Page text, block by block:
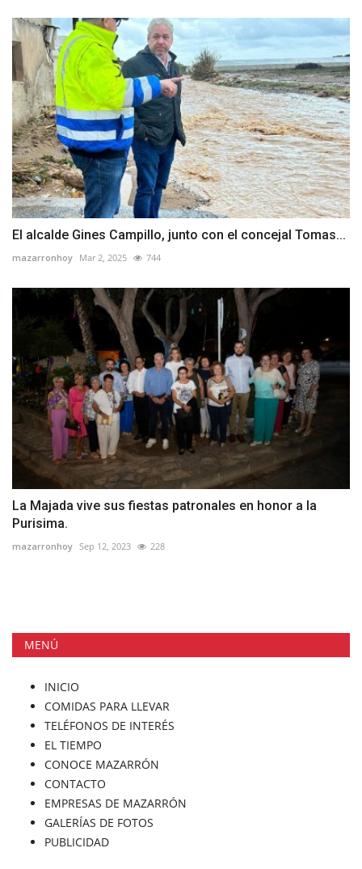
El alcalde Gines Campillo, junto con el concejal Tomas...
mazarronhoy Mar 2, 2025 744
La Majada vive sus fiestas patronales en honor a la
Purisima.
mazarronhoy Sep 12, 2023 228
MENÚ
INICIO
COMIDAS PARA LLEVAR
TELÉFONOS DE INTERÉS
EL TIEMPO
CONOCE MAZARRÓN
CONTACTO
EMPRESAS DE MAZARRÓN
GALERÍAS DE FOTOS
PUBLICIDAD